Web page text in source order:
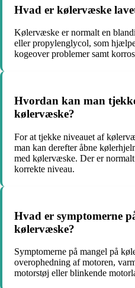
Hvad er kølervæske
Kølervæske er normalt en
eller propylenglycol, som
kogeover problemer samt
Hvordan kan man
kølervæske?
For at tjekke niveauet af
man kan derefter åbne
med kølervæske. Der er
korrekte niveau.
Hvad er symptomerne
kølervæske?
Symptomerne på mangel på
overophedning af motoren,
motorstøj eller blinkende